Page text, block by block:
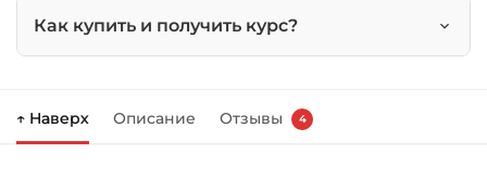
наКак купить и получить курс?
Справа появится корзина — нажмите
↑ Наверх Описание Отзывы 4